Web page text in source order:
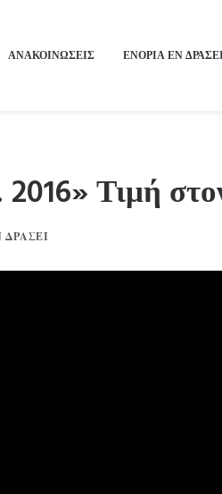
ΑΝΑΚΟΙΝΩΣΕΙΣ ΕΝΟΡΙΑ ΕΝ
Τιμή
ΔΡΆΣΕΙ